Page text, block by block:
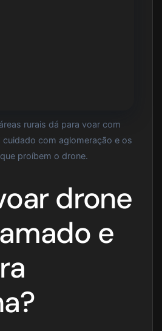
rurais dá para voar com
cuidado com aglomeração e os
proíbem o drone.
drone
e